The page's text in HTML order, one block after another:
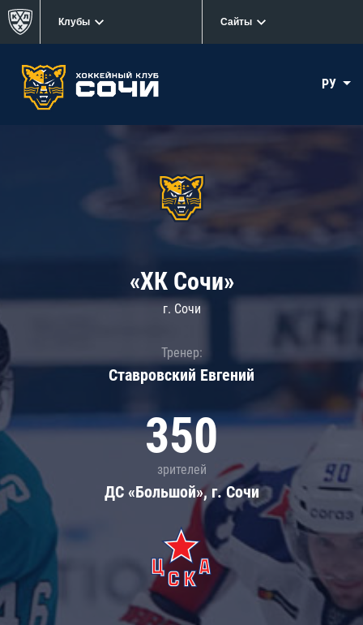
Клубы Сайты
РУ
«ХК Сочи»
г. Сочи
Тренер:
Ставровский Евгений
350
зрителей
ДС «Большой», г. Сочи